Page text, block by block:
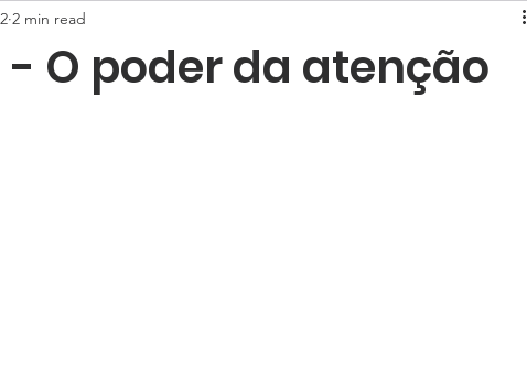
O poder da atenção
2 min read